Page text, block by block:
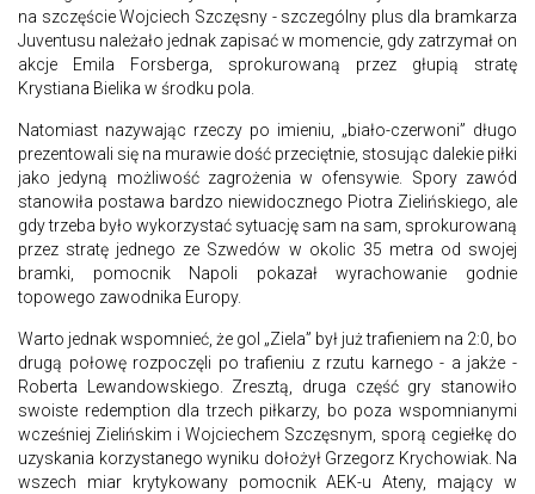
na szczęście Wojciech Szczęsny - szczególny plus dla bramkarza
Juventusu należało jednak zapisać w momencie, gdy zatrzymał on
akcje Emila Forsberga, sprokurowaną przez głupią stratę
Krystiana Bielika w środku pola.
Natomiast nazywając rzeczy po imieniu, „biało-czerwoni” długo
prezentowali się na murawie dość przeciętnie, stosując dalekie piłki
jako jedyną możliwość zagrożenia w ofensywie. Spory zawód
stanowiła postawa bardzo niewidocznego Piotra Zielińskiego, ale
gdy trzeba było wykorzystać sytuację sam na sam, sprokurowaną
przez stratę jednego ze Szwedów w okolic 35 metra od swojej
bramki, pomocnik Napoli pokazał wyrachowanie godnie
topowego zawodnika Europy.
Warto jednak wspomnieć, że gol „Ziela” był już trafieniem na 2:0, bo
drugą połowę rozpoczęli po trafieniu z rzutu karnego - a jakże -
Roberta Lewandowskiego. Zresztą, druga część gry stanowiło
swoiste redemption dla trzech piłkarzy, bo poza wspomnianymi
wcześniej Zielińskim i Wojciechem Szczęsnym, sporą cegiełkę do
uzyskania korzystanego wyniku dołożył Grzegorz Krychowiak. Na
wszech miar krytykowany pomocnik AEK-u Ateny, mający w